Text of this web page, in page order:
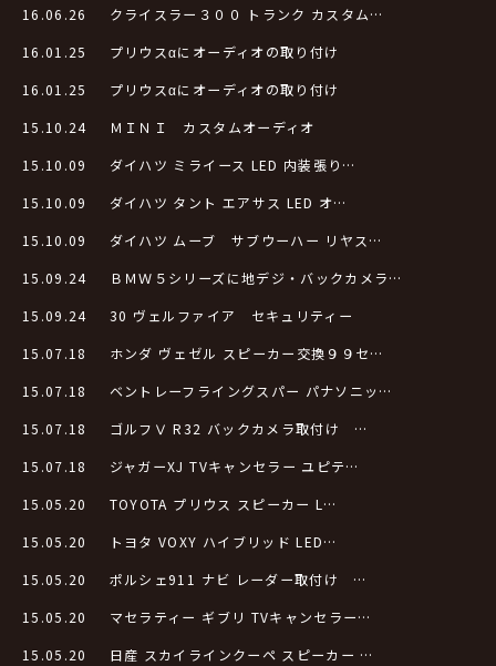
16.06.26
クライスラー３００ トランク カスタム…
16.01.25
プリウスαにオーディオの取り付け
16.01.25
プリウスαにオーディオの取り付け
15.10.24
ＭＩＮＩ カスタムオーディオ
15.10.09
ダイハツ ミライース LED 内装張り…
15.10.09
ダイハツ タント エアサス LED オ…
15.10.09
ダイハツ ムーブ サブウーハー リヤス…
15.09.24
ＢＭＷ５シリーズに地デジ・バックカメラ…
15.09.24
30 ヴェルファイア セキュリティー
15.07.18
ホンダ ヴェゼル スピーカー交換９９セ…
15.07.18
ベントレーフライングスパー パナソニッ…
15.07.18
ゴルフⅤ R32 バックカメラ取付け …
15.07.18
ジャガーXJ TVキャンセラー ユピテ…
15.05.20
TOYOTA プリウス スピーカー L…
15.05.20
トヨタ VOXY ハイブリッド LED…
15.05.20
ポルシェ911 ナビ レーダー取付け …
15.05.20
マセラティー ギブリ TVキャンセラー…
15.05.20
日産 スカイラインクーペ スピーカー …